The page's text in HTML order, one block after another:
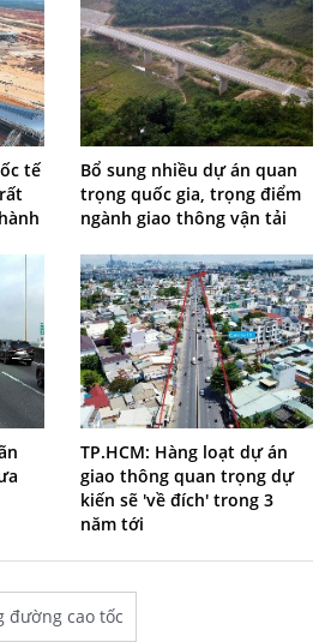
tế
Bổ sung nhiều dự án quan
trọng quốc gia, trọng điểm
ngành giao thông vận tải
TP.HCM: Hàng loạt dự án
giao thông quan trọng dự
kiến sẽ 'về đích' trong 3
năm tới
đường cao tốc